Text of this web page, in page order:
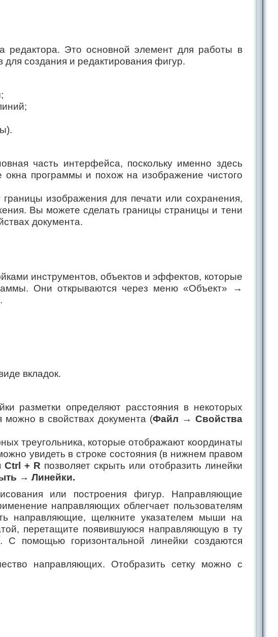
редактора. Это основной элемент для работы в
создания и редактирования фигур.
часть интерфейса, поскольку именно здесь
окна программы и похож на изображение чистого
изображения для печати или сохранения,
Вы можете сделать границы страницы и тени
документа.
инструментов, объектов и эффектов, которые
Они открываются через меню «Объект» →
вкладок.
разметки определяют расстояния в некоторых
в свойствах документа (Файл → Свойства
треугольника, которые отображают координаты
увидеть в строке состояния (в нижнем правом
Ctrl + R позволяет скрыть или отобразить линейки
→ Линейки.
или построения фигур. Направляющие
направляющих облегчает пользователям
направляющие, щелкните указателем мыши на
перетащите появившуюся направляющую в ту
С помощью горизонтальной линейки создаются
направляющих. Отобразить сетку можно с